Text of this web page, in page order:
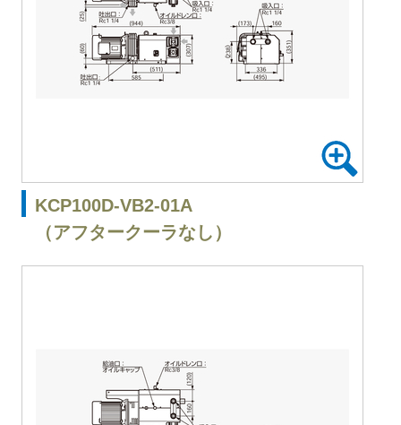
KCP100D-VB2-01A
（アフタークーラなし）